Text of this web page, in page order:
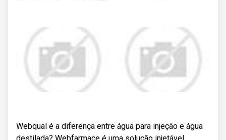
Webqual é a diferença entre água para injeção e água